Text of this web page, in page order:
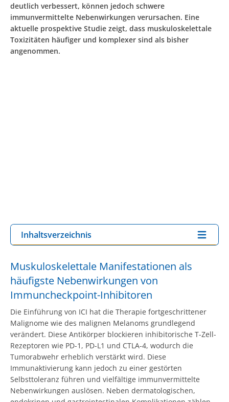
deutlich verbessert, können jedoch schwere
immunvermittelte Nebenwirkungen verursachen. Eine
aktuelle prospektive Studie zeigt, dass muskuloskelettale
Toxizitäten häufiger und komplexer sind als bisher
angenommen.
Inhaltsverzeichnis
Muskuloskelettale Manifestationen als
häufigste Nebenwirkungen von
Immuncheckpoint-Inhibitoren
Die Einführung von ICI hat die Therapie fortgeschrittener
Malignome wie des malignen Melanoms grundlegend
verändert. Diese Antikörper blockieren inhibitorische T-Zell-
Rezeptoren wie PD-1, PD-L1 und CTLA-4, wodurch die
Tumorabwehr erheblich verstärkt wird. Diese
Immunaktivierung kann jedoch zu einer gestörten
Selbsttoleranz führen und vielfältige immunvermittelte
Nebenwirkungen auslösen. Neben dermatologischen,